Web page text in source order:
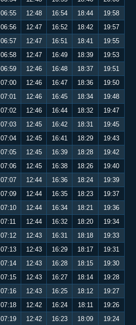
06:55 12:48 16:54 18:44
19:58
06:56 12:47 16:52 18:42
19:57
06:57 12:47 16:51 18:41
19:55
06:58 12:47 16:49 18:39
19:53
06:59 12:46 16:48 18:37
19:51
07:00 12:46 16:47 18:36
19:50
07:01 12:46 16:45 18:34
19:48
07:02 12:46 16:44 18:32
19:47
07:03 12:45 16:42 18:31
19:45
07:04 12:45 16:41 18:29
19:43
07:05 12:45 16:39 18:28
19:42
07:06 12:45 16:38 18:26
19:40
07:07 12:44 16:36 18:24
19:39
07:09 12:44 16:35 18:23
19:37
07:10 12:44 16:34 18:21
19:36
07:11 12:44 16:32 18:20
19:34
07:12 12:43 16:31 18:18
19:33
07:13 12:43 16:29 18:17
19:31
07:14 12:43 16:28 18:15
19:30
07:15 12:43 16:27 18:14
19:28
07:16 12:43 16:25 18:12
19:27
07:18 12:42 16:24 18:11
19:26
07:19 12:42 16:23 18:09
19:24